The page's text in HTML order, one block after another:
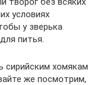
условиях
у зверька
питья.
сирийским хомякам
же посмотрим,